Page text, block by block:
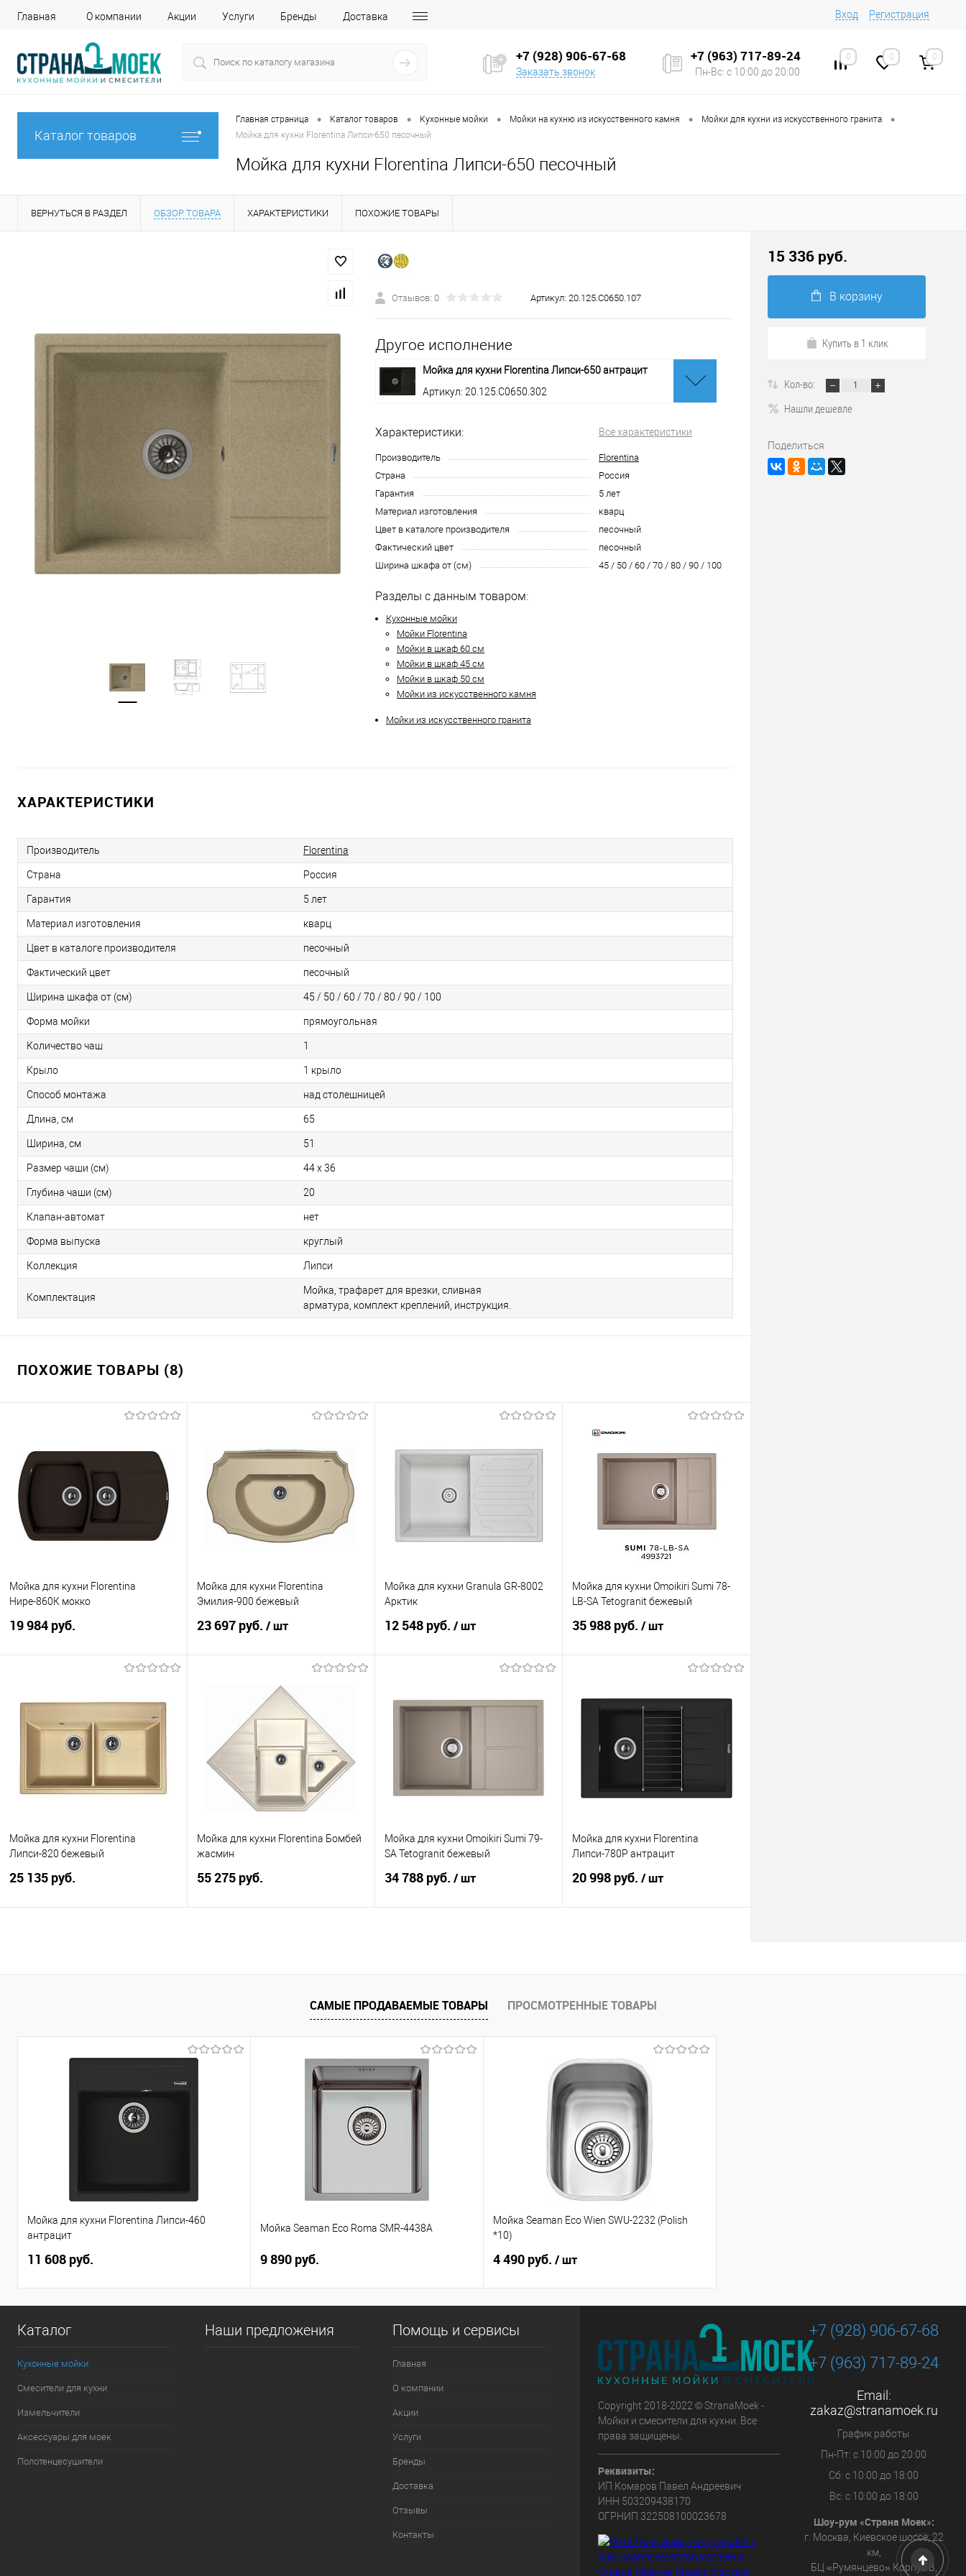
Главная О компании Акции Услуги Бренды Доставка Вход Регистрация
+7 (928) 906-67-68
Заказать звонок
+7 (963) 717-89-24
Пн-Вс: с 10:00 до 20:00
0 0 0
Каталог товаров
Главная страница • Каталог товаров • Кухонные мойки • Мойки на кухню из искусственного камня • Мойки для кухни из искусственного гранита •
Мойка для кухни Florentina Липси-650 песочный
Мойка для кухни Florentina Липси-650 песочный
ВЕРНУТЬСЯ В РАЗДЕЛ ОБЗОР ТОВАРА ХАРАКТЕРИСТИКИ ПОХОЖИЕ ТОВАРЫ
Отзывов: 0 Артикул: 20.125.C0650.107
Другое исполнение
Мойка для кухни Florentina Липси-650 антрацит
Артикул: 20.125.C0650.302
Характеристики: Все характеристики
Производитель
Florentina
Страна
Россия
Гарантия
5 лет
Материал изготовления
кварц
Цвет в каталоге производителя
песочный
Фактический цвет
песочный
Ширина шкафа от (см)
45 / 50 / 60 / 70 / 80 / 90 / 100
Разделы с данным товаром:
Кухонные мойки
Мойки Florentina
Мойки в шкаф 60 см
Мойки в шкаф 45 см
Мойки в шкаф 50 см
Мойки из искусственного камня
Мойки из искусственного гранита
ХАРАКТЕРИСТИКИ
Производитель Florentina
Страна Россия
Гарантия 5 лет
Материал изготовления кварц
Цвет в каталоге производителя песочный
Фактический цвет песочный
Ширина шкафа от (см) 45 / 50 / 60 / 70 / 80 / 90 / 100
Форма мойки прямоугольная
Количество чаш 1
Крыло 1 крыло
Способ монтажа над столешницей
Длина, см 65
Ширина, см 51
Размер чаши (см) 44 х 36
Глубина чаши (см) 20
Клапан-автомат нет
Форма выпуска круглый
Коллекция Липси
Комплектация
Мойка, трафарет для врезки, сливная
арматура, комплект креплений, инструкция.
ПОХОЖИЕ ТОВАРЫ (8)
Мойка для кухни Florentina
Нире-860К мокко
19 984 руб.
В избранное К сравнению
Мойка для кухни Florentina
Эмилия-900 бежевый
23 697 руб. / шт
В избранное К сравнению
Мойка для кухни Granula GR-8002
Арктик
12 548 руб. / шт
В избранное К сравнению
Мойка для кухни Omoikiri Sumi 78-
LB-SA Tetogranit бежевый
35 988 руб. / шт
В избранное К сравнению
Мойка для кухни Florentina
Липси-820 бежевый
25 135 руб.
Мойка для кухни Florentina Бомбей
жасмин
55 275 руб.
Мойка для кухни Omoikiri Sumi 79-
SA Tetogranit бежевый
34 788 руб. / шт
Мойка для кухни Florentina
Липси-780Р антрацит
20 998 руб. / шт
15 336 руб.
В корзину
Купить в 1 клик
Кол-во:
Нашли дешевле
Поделиться
САМЫЕ ПРОДАВАЕМЫЕ ТОВАРЫ ПРОСМОТРЕННЫЕ ТОВАРЫ
Мойка для кухни Florentina Липси-460
антрацит
11 608 руб.
Мойка Seaman Eco Roma SMR-4438A
9 890 руб.
Мойка Seaman Eco Wien SWU-2232 (Polish
*10)
4 490 руб. / шт
Каталог
Кухонные мойки
Смесители для кухни
Измельчители
Аксессуары для моек
Полотенцесушители
Наши предложения Помощь и сервисы
Главная
О компании
Акции
Услуги
Бренды
Доставка
Отзывы
Контакты
Copyright 2018-2022 © StranaMoek -
Мойки и смесители для кухни. Все
права защищены.
Реквизиты:
ИП Комаров Павел Андреевич
ИНН 503209438170
ОГРНИП 322508100023678
+7 (928) 906-67-68
+7 (963) 717-89-24
Email:
zakaz@stranamoek.ru
График работы
Пн-Пт: с 10:00 до 20:00
Сб: с 10:00 до 18:00
Вс: с 10:00 до 18:00
Шоу-рум «Страна Моек»:
г. Москва, Киевское шоссе, 22
км,
БЦ «Румянцево» Корпус В,